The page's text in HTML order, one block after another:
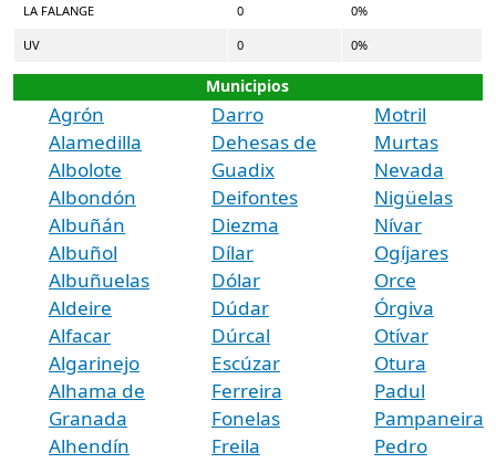
LA FALANGE 0 0%
UV 0 0%
Municipios
Agrón
Alamedilla
Albolote
Albondón
Albuñán
Albuñol
Albuñuelas
Aldeire
Alfacar
Algarinejo
Alhama de
Granada
Alhendín
Darro
Dehesas de
Guadix
Deifontes
Diezma
Dílar
Dólar
Dúdar
Dúrcal
Escúzar
Ferreira
Fonelas
Freila
Motril
Murtas
Nevada
Nigüelas
Nívar
Ogíjares
Orce
Órgiva
Otívar
Otura
Padul
Pampaneira
Pedro